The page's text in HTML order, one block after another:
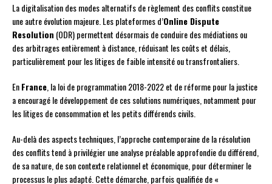
La digitalisation des modes alternatifs de règlement des conflits constitue
une autre évolution majeure. Les plateformes d’Online Dispute
Resolution (ODR) permettent désormais de conduire des médiations ou
des arbitrages entièrement à distance, réduisant les coûts et délais,
particulièrement pour les litiges de faible intensité ou transfrontaliers.
EnFrance , la loi de programmation 2018-2022 et de réforme pour la justice
a encouragé le développement de ces solutions numériques, notamment pour
les litiges de consommation et les petits différends civils.
Au-delà des aspects techniques, l’approche contemporaine de la résolution
des conflits tend à privilégier une analyse préalable approfondie du différend,
de sa nature, de son contexte relationnel et économique, pour déterminer le
processus le plus adapté. Cette démarche, parfois qualifiée de «